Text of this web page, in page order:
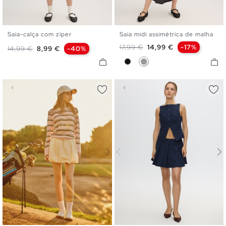
Saia-calça com zíper
Preço normal
14,99 € Preço
8,99 € -40%
Saia midi assimétrica de malha
Preço normal
17,99 € Preço
14,99 € -17%
PretoCinza Meio